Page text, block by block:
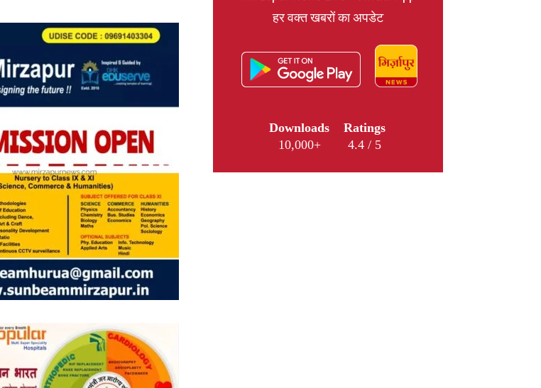
News,
Latest
News
in
हर वक्त खबरों का अपडेट
Downloads
10,000+
Ratings
4.4 / 5